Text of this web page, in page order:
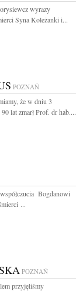
wyrazy
Syna Koleżanki i...
POZNAŃ
że w dniu 3
lat zmarł Prof. dr hab....
Bogdanowi
...
POZNAŃ
przyjęliśmy